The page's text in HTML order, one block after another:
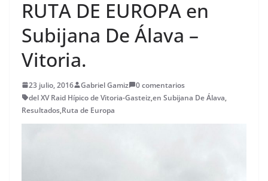
RUTA DE EUROPA en
Subijana De Álava –
Vitoria.
23 julio, 2016 Gabriel Gamiz
0 comentarios
del XV Raid Hípico de Vitoria-Gasteiz,en Subijana De Álava,
Resultados,Ruta de Europa